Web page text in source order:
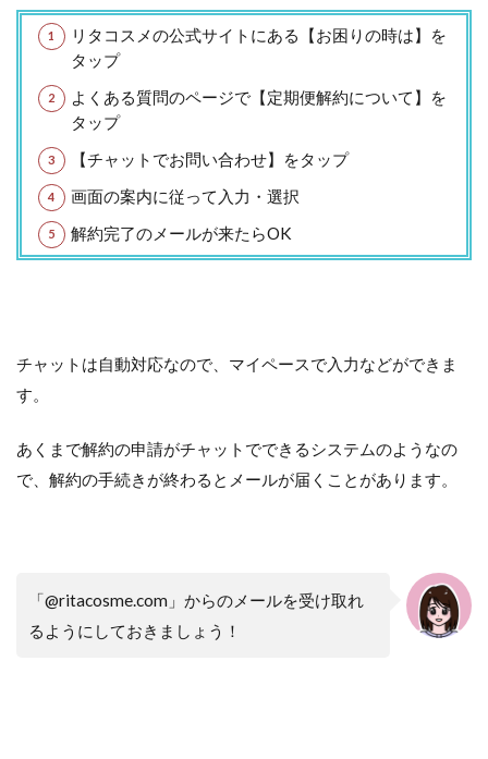
リタコスメの公式サイトにある【お困りの時は】を
タップ
よくある質問のページで【定期便解約について】を
タップ
【チャットでお問い合わせ】をタップ
画面の案内に従って入力・選択
解約完了のメールが来たらOK
チャットは自動対応なので、マイペースで入力などができま
す。
あくまで解約の申請がチャットでできるシステムのようなの
で、解約の手続きが終わるとメールが届くことがあります。
「@ritacosme.com」からのメールを受け取れ
るようにしておきましょう！